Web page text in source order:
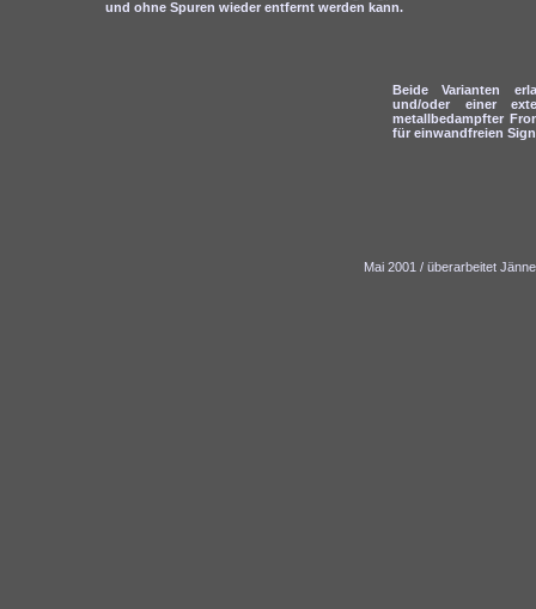
Mai 2001 / überarbeitet
und ohne Spuren wieder entfernt werden kann.
Beide Varianten
und/oder einer
metallbedampfter
für einwandfreien